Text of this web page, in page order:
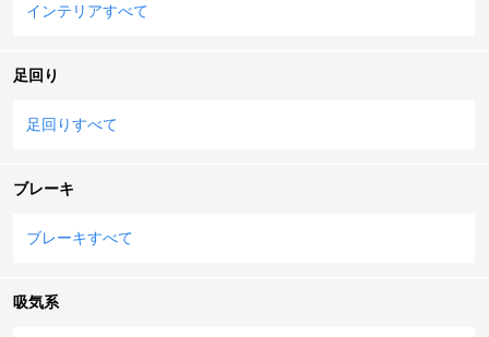
インテリアすべて
足回り
足回りすべて
ブレーキ
ブレーキすべて
吸気系